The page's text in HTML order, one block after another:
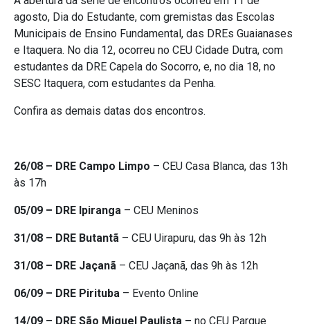
agosto, Dia do Estudante, com gremistas das Escolas
Municipais de Ensino Fundamental, das DREs Guaianases
e Itaquera. No dia 12, ocorreu no CEU Cidade Dutra, com
estudantes da DRE Capela do Socorro, e, no dia 18, no
SESC Itaquera, com estudantes da Penha.
Confira as demais datas dos encontros.
26/08 – DRE Campo Limpo – CEU Casa Blanca, das 13h
às 17h
05/09 – DRE Ipiranga – CEU Meninos
31/08 – DRE Butantã – CEU Uirapuru, das 9h às 12h
31/08 – DRE Jaçanã – CEU Jaçanã, das 9h às 12h
06/09 – DRE Pirituba – Evento Online
14/09 – DRE São Miguel Paulista – no CEU Parque